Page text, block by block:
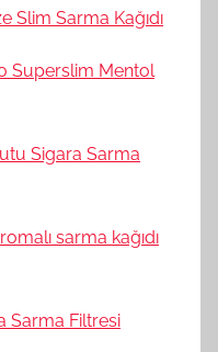
Slim Sarma Kağıdı
Superslim Mentol
Sigara Sarma
sarma kağıdı
Sarma Filtresi